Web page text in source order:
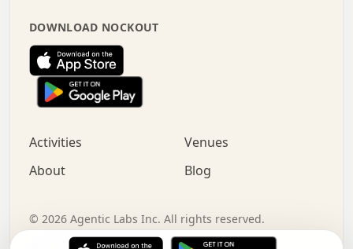
.   .   .   .   .   .   .   :   .   .   .   .   .
.   .   .   .   .   .   .   +   .   .   x   .   .
.   .   .   .   .   :   +   .   .   .   .   .   o
.   .   .   .   .   .   .   .   .   .   .   .   .
.   .   :   o   .   .   .   .   .   .   .   +   .
.   o   .   .   .   .   x   .   .   .   .   .   .
+   .   o   .   .   .   .   o   .   .   .   .
.   +   .   .   .   .   .   .   .   .   :   .   x
.   .   .   .   .   .   .   .   .   .   .   .   .   .
DOWNLOAD NOCKOUT
Activities
Venues
About
Blog
© 2026 Agentic Labs Inc. All rights reserved.